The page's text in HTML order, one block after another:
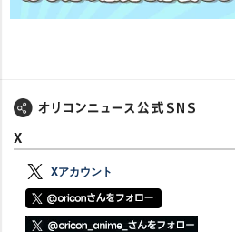
X
Xアカウント